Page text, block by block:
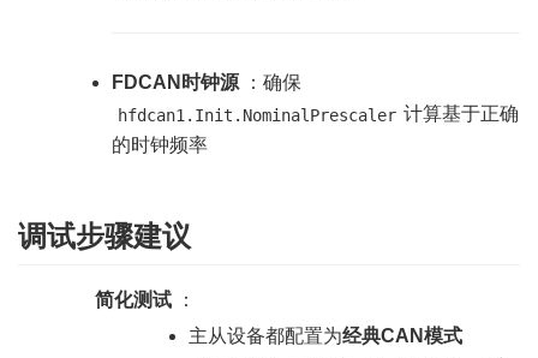
FDCAN时钟源：确保
hfdcan1.Init.NominalPrescaler 计算基于正确
的时钟频率
调试步骤建议
简化测试 ：
主从设备都配置为经典CAN模式